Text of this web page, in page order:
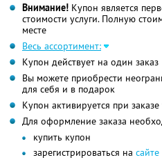
Внимание! Купон является
стоимости услуги. Полную
месте
Весь ассортимент:
Купон действует на один заказ
Вы можете приобрести
для себя и в подарок
Купон активируется при
Для оформление заказа
купить купон
зарегистрироваться на сайте